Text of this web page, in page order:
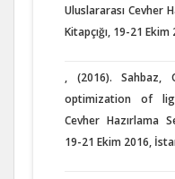
Uluslararası Cevher
Kitapçığı, 19-21
, (2016). Sahbaz,
optimization of
Cevher Hazırlama
19-21 Ekim 2016,